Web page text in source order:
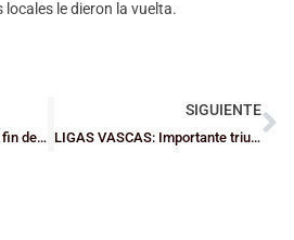
le dieron la vuelta.
Agenda recomendada del fin de semana
SIGUIENTE
LIGAS VASCAS: Importante triunfo de Tabirako en Mondragón